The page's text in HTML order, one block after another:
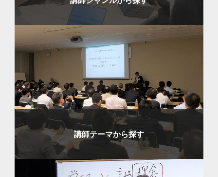
講師テーマから探す